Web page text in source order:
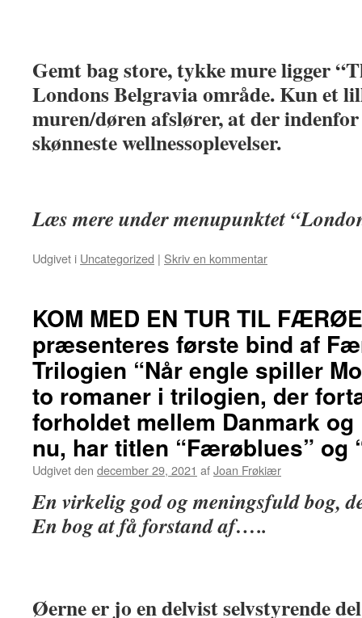
Gemt bag store, tykke mure ligger
Londons Belgravia område. Kun et
muren/døren afslører, at der
skønneste wellnessoplevelser.
Læs mere under menupunktet
Udgivet i Uncategorized | Skriv en kommentar
KOM MED EN TUR TIL
præsenteres første bind af
Trilogien “Når engle spiller
to romaner i trilogien, der
forholdet mellem Danmark
nu, har titlen “Færøblues” og
Udgivet den december 29, 2021 afJoan Frøkiær
En virkelig god og meningsfuld bog,
En bog at få forstand af…..
Øerne er jo en delvist selvstyrende